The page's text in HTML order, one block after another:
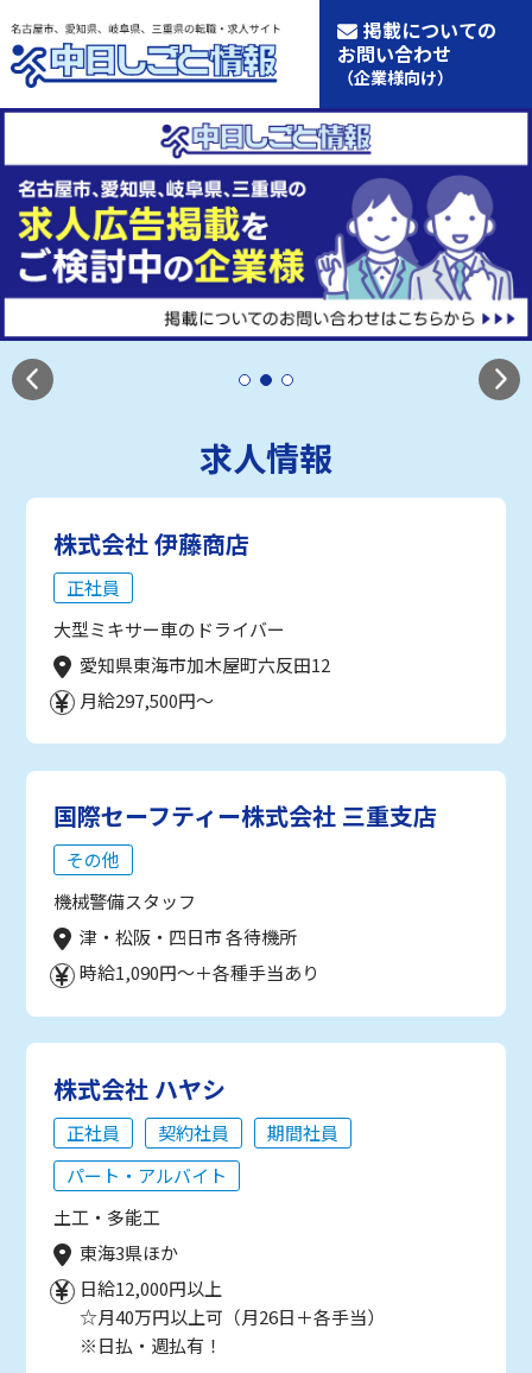
掲載についての
お問い合わせ
（企業様向け）
求人情報
株式会社 伊藤商店
正社員
大型ミキサー車のドライバー
愛知県東海市加木屋町六反田12
月給297,500円～
国際セーフティー株式会社 三重支店
その他
機械警備スタッフ
津・松阪・四日市 各待機所
時給1,090円～＋各種手当あり
株式会社 ハヤシ
正社員 契約社員
期間社員
パート・アルバイト
土工・多能工
東海3県ほか
日給12,000円以上
☆月40万円以上可（月26日＋各手当）
※日払・週払有！